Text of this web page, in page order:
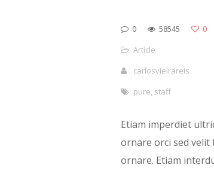
0 58545
0
Article
carlosvieirareis
pure, staff
Etiam imperdiet
ornare orci sed
ornare. Etiam